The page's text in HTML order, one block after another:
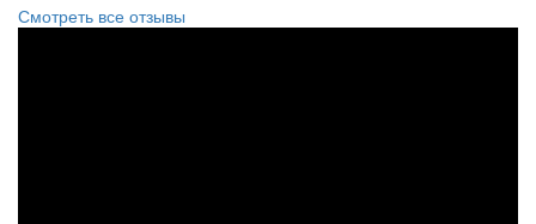
Смотреть все отзывы